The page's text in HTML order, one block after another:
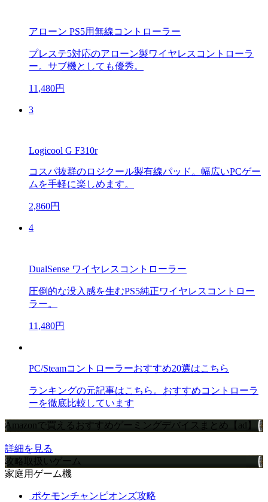
アローン PS5用無線コントローラー
プレステ5対応のアローン製ワイヤレスコントローラ
ー。サブ機としても優秀。
11,480円
3
Logicool G F310r
コスパ抜群のロジクール製有線パッド。幅広いPCゲー
ムを手軽に楽しめます。
2,860円
4
DualSense ワイヤレスコントローラー
圧倒的な没入感を生むPS5純正ワイヤレスコントロー
ラー。
11,480円
PC/Steamコントローラーおすすめ20選はこちら
ランキングの元記事はこちら。おすすめコントローラ
ーを徹底比較しています
Amazonで買えるおすすめゲーミングデバイスまとめ【ad】
詳細を見る
攻略取扱いゲーム
家庭用ゲーム機
ポケモンチャンピオンズ攻略